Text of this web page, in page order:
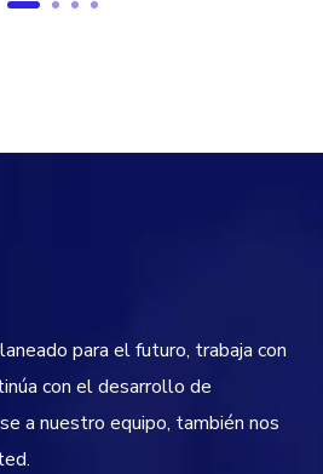
para el futuro, trabaja con
con el desarrollo de
a nuestro equipo, también nos